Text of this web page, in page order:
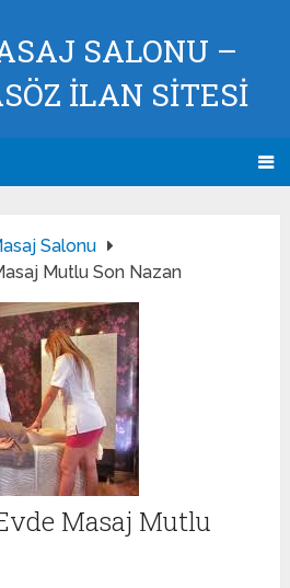
SALONU –
İLAN SİTESİ
Salonu
Mutlu Son Nazan
Masaj Mutlu